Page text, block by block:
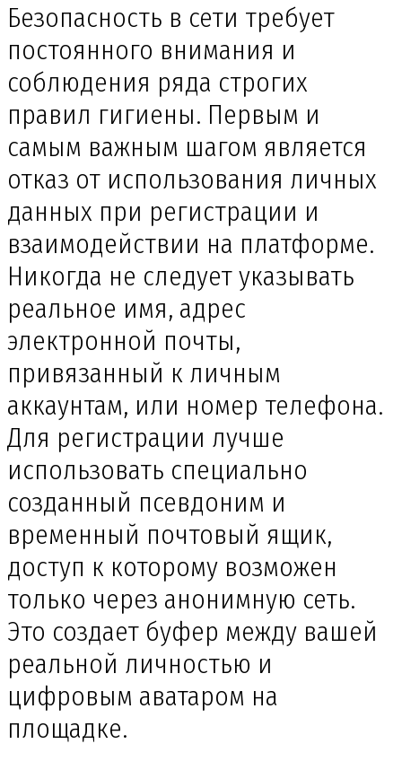
Безопасность в сети требует
постоянного внимания и
соблюдения ряда строгих
правил гигиены. Первым и
самым важным шагом является
отказ от использования личных
данных при регистрации и
взаимодействии на платформе.
Никогда не следует указывать
реальное имя, адрес
электронной почты,
привязанный к личным
аккаунтам, или номер телефона.
Для регистрации лучше
использовать специально
созданный псевдоним и
временный почтовый ящик,
доступ к которому возможен
только через анонимную сеть.
Это создает буфер между вашей
реальной личностью и
цифровым аватаром на
площадке.